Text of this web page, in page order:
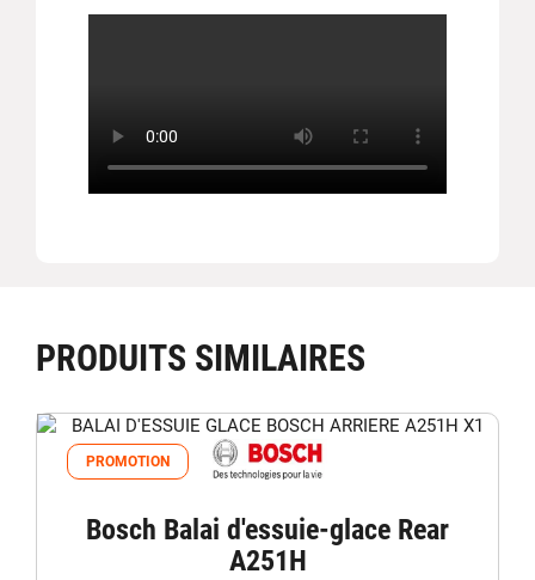
PRODUITS SIMILAIRES
PROMOTION
Bosch Balai d'essuie-glace Rear
A251H